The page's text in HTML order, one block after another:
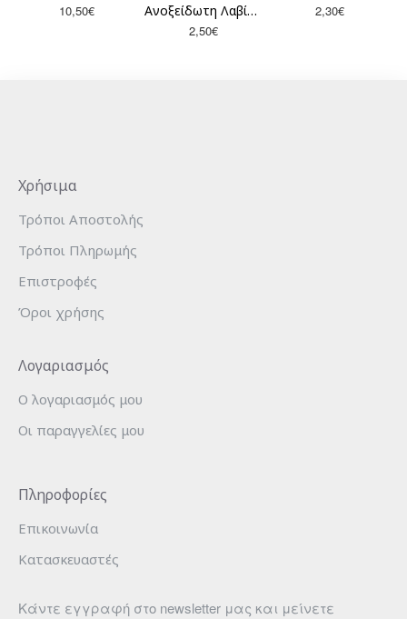
10,50€
Ανοξείδωτη Λαβίδα Σερβιρίσματος 21cm Venus 102018
2,50€
2,30€
Χρήσιμα
Τρόποι Αποστολής
Τρόποι Πληρωμής
Επιστροφές
Όροι χρήσης
Λογαριασμός
Ο λογαριασμός μου
Οι παραγγελίες μου
Πληροφορίες
Επικοινωνία
Κατασκευαστές
Κάντε εγγραφή στο newsletter μας και μείνετε